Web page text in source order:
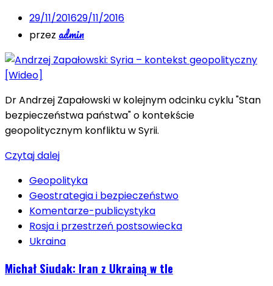
29/11/201629/11/2016
przez admin
Dr Andrzej Zapałowski w kolejnym odcinku cyklu "Stan
bezpieczeństwa państwa" o kontekście
geopolitycznym konfliktu w Syrii.
Czytaj dalej
Geopolityka
Geostrategia i bezpieczeństwo
Komentarze-publicystyka
Rosja i przestrzeń postsowiecka
Ukraina
Michał Siudak: Iran z Ukrainą w tle